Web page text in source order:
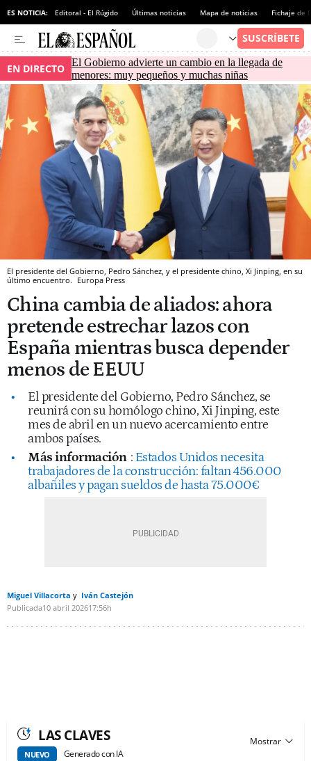
ES NOTICIA: Editoral - El Rúgido Últimas noticias Mapa de noticias Fichaje de
EN DIRECTO El Gobierno advierte un cambio en la llegada de
menores: muy pequeños y muchas niñas
El presidente del Gobierno, Pedro Sánchez, y el presidente chino, Xi Jinping, en su
último encuentro. Europa Press
China cambia de aliados: ahora
pretende estrechar lazos con
España mientras busca depender
menos de EEUU
El presidente del Gobierno, Pedro Sánchez, se
reunirá con su homólogo chino, Xi Jinping, este
mes de abril en un nuevo acercamiento entre
ambos países.
Más información : Estados Unidos necesita
trabajadores de la construcción: faltan 456.000
albañiles y pagan sueldos de hasta 75.000€
Miguel Villacorta
Iván Castejón
Publicada10 abril 202617:56h
LAS CLAVES
NUEVO Generado con IA